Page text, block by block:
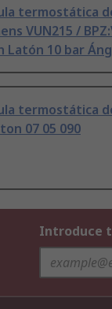
termostática
VUN215 /
Latón 10 bar
termostática
07 05 090
Introduce